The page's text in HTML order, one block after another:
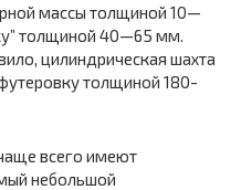
массы толщиной 10—
толщиной 40—65 мм.
цилиндрическая шахта
толщиной 180-
всего имеют
небольшой